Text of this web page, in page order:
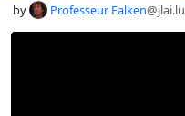
by Professeur Falken@jlai.lu